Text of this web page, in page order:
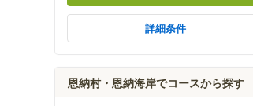
詳細条件
恩納村・恩納海岸でコースから探す